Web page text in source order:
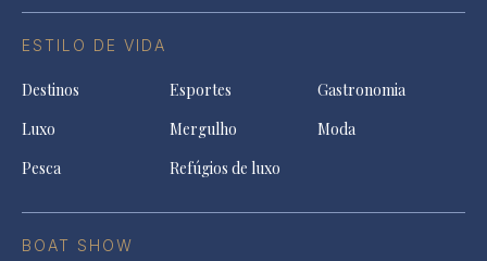
ESTILO DE VIDA
Destinos Esportes
Gastronomia
Luxo
Mergulho
Moda
Pesca
Refúgios de luxo
BOAT SHOW